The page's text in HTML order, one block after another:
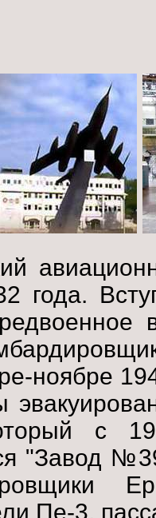
года.
ноябре
с
"Завод
Пе-3,